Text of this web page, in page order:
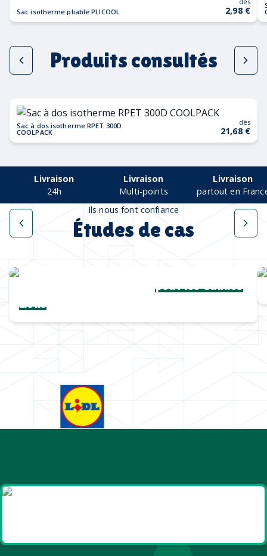
Sac isotherme pliable PLICOOL 2,98 €
Produits consultés
Sac à dos isotherme RPET 300D
COOLPACK
dès
21,68 €
Livraison
24h
Livraison
Multi-points
Livraison
partout en
Ils nous font confiance
Études de cas
Une collection complètepour les Cannes
Lions